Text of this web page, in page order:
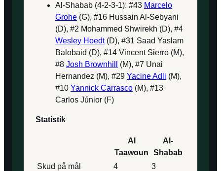
Al-Shabab (4-2-3-1): #43 Marcelo
Grohe (G), #16 Hussain Al-Sebyani
(D), #2 Mohammed Shwirekh (D), #4
Wesley Hoedt(D), #31 Saad Yaslam
Balobaid (D), #14 Vincent Sierro (M),
#8 Josh Brownhill
(M), #7 Unai
Hernandez (M), #29 Yacine Adli (M),
#10 Yannick Carrasco (M), #13
Carlos Júnior (F)
Statistik
Al
Taawoun
Al-
Shabab
Skud på mål
4
3